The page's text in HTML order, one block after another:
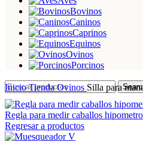
Bovinos
Caninos
Caprinos
Equinos
Ovinos
Porcinos
InicioTiendaOvinos Silla para
Regla para medir caballos
Regresar a productos